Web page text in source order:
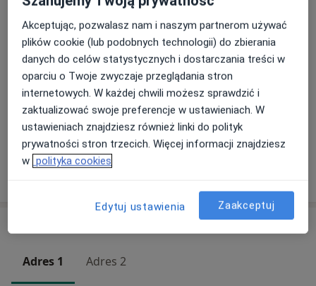
Medyczny trening rehabilitacyjny
200 zł Szczegóły Umów wizytę
Medyczny trening terapeutyczny
200 zł Szczegóły Umów wizytę
+ 5 usług
Adres 1 Adres 2
Akceptując, pozwalasz nam i naszym partnerom używać
plików cookie (lub podobnych technologii) do zbierania
danych do celów statystycznych i dostarczania treści w
oparciu o Twoje zwyczaje przeglądania stron
internetowych. W każdej chwili możesz sprawdzić i
zaktualizować swoje preferencje w ustawieniach. W
ustawieniach znajdziesz również linki do polityk
prywatności stron trzecich. Więcej informacji znajdziesz
w polityka cookies
Edytuj ustawienia Zaakceptuj